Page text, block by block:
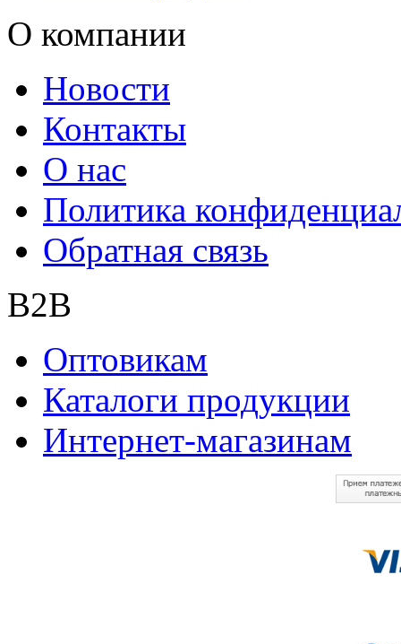
О компании
Новости
Контакты
О нас
Политика
Обратная связь
B2B
Оптовикам
Каталоги продукции
Интернет-магазинам